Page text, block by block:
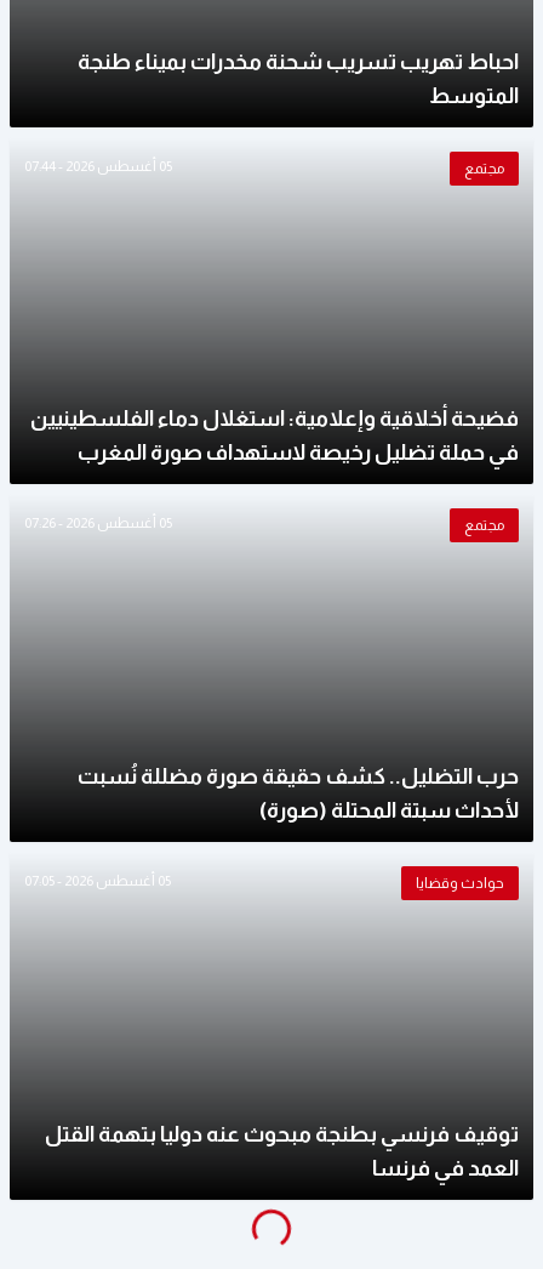
احباط تهريب تسريب شحنة مخدرات بميناء طنجة
المتوسط
مجتمع 05 أغسطس 2026 - 07:44
فضيحة أخلاقية وإعلامية: استغلال دماء الفلسطينيين
في حملة تضليل رخيصة لاستهداف صورة المغرب
مجتمع 05 أغسطس 2026 - 07:26
حرب التضليل.. كشف حقيقة صورة مضللة نُسبت
لأحداث سبتة المحتلة (صورة)
حوادث وقضايا 05 أغسطس 2026 - 07:05
توقيف فرنسي بطنجة مبحوث عنه دوليا بتهمة القتل
العمد في فرنسا
g
...